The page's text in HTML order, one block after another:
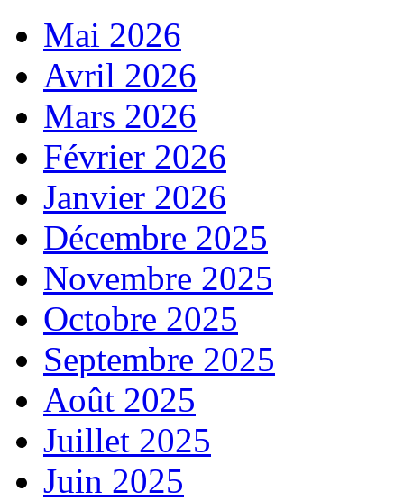
Mai 2026
Avril 2026
Mars 2026
Février 2026
Janvier 2026
Décembre 2025
Novembre 2025
Octobre 2025
Septembre 2025
Août 2025
Juillet 2025
Juin 2025